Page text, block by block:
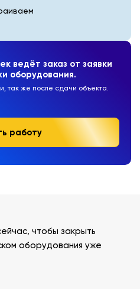
ведёт заказ от заявки
оборудования.
так же после сдачи объекта.
работу
чтобы закрыть
оборудования уже